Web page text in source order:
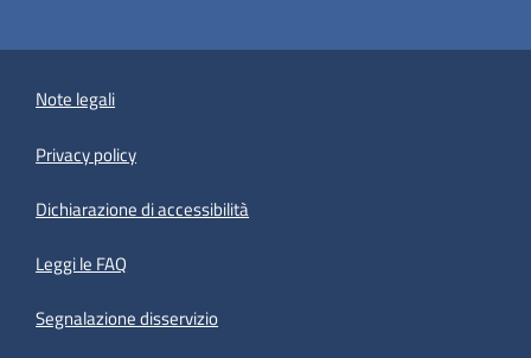
Note legali
Privacy policy
Dichiarazione di accessibilità
Leggi le FAQ
Segnalazione disservizio